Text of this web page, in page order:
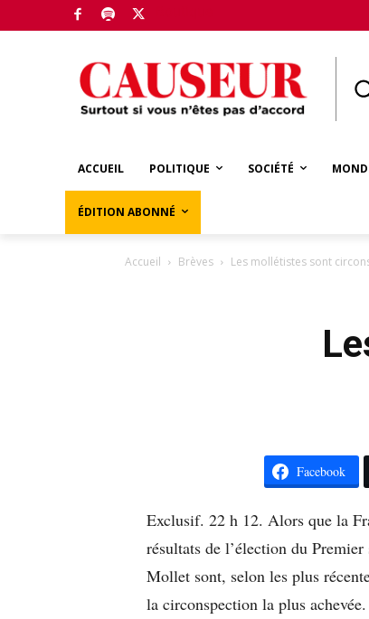
ACCUEIL POLITIQUE SOCIÉTÉ
ÉDITION ABONNÉ
Accueil Brèves Les mollétistes sont
Facebook
Exclusif. 22 h 12. Alors que la
résultats de l’élection du
Mollet sont, selon les plus
la circonspection la plus